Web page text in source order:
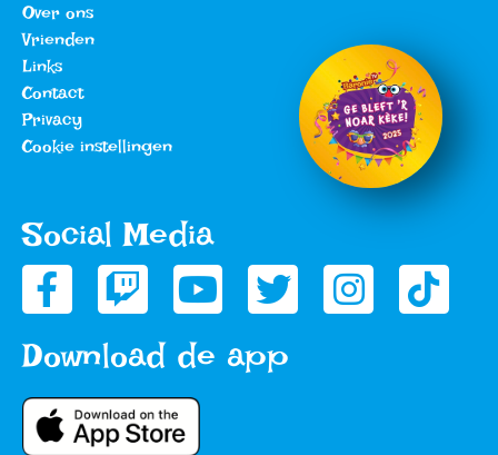
Over ons
Vrienden
Links
Contact
Privacy
Cookie instellingen
Social Media
Download de app